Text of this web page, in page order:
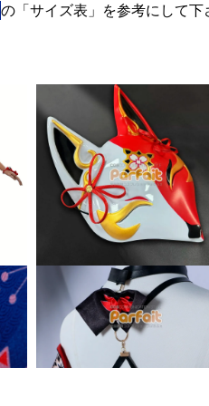
の「サイズ表」を参考にして下